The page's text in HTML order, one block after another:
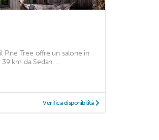
Pine Tree offre un salone in
km da Sedan. ...
Verifica disponibilità